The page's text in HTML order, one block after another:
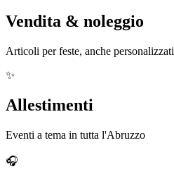
Vendita & noleggio
Articoli per feste, anche personalizzati
✨
Allestimenti
Eventi a tema in tutta l'Abruzzo
🎧